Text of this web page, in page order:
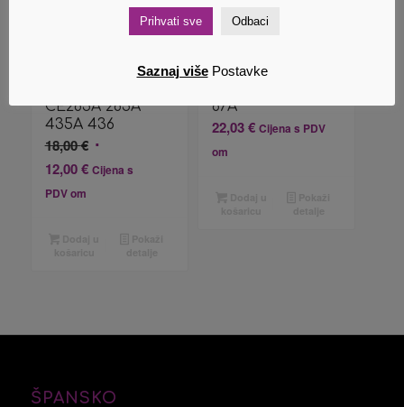
CE285A 285A
435A 436
18,00€ Izvorna
cijena
12,00€Trenutna
Cijena s
PDV om
Akcija!
Zamjenski toner
87A
22,03€ Cijena s PDV
om
ŠPANSKO
Prihvati sve Odbaci
Saznaj više Postavke